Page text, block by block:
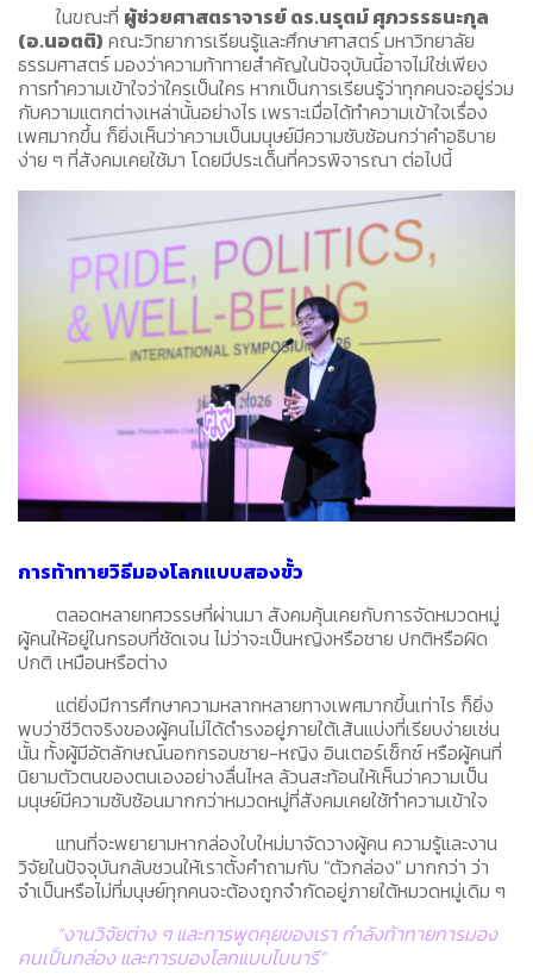
ในขณะที่ ผู้ช่วยศาสตราจารย์ ดร.นรุตม์ ศุภวรรธนะกุล
(อ.นอตติ) คณะวิทยาการเรียนรู้และศึกษาศาสตร์ มหาวิทยาลัย
ธรรมศาสตร์ มองว่าความท้าทายสำคัญในปัจจุบันนี้อาจไม่ใช่เพียง
การทำความเข้าใจว่าใครเป็นใคร หากเป็นการเรียนรู้ว่าทุกคนจะอยู่ร่วม
กับความแตกต่างเหล่านั้นอย่างไร เพราะเมื่อได้ทำความเข้าใจเรื่อง
เพศมากขึ้น ก็ยิ่งเห็นว่าความเป็นมนุษย์มีความซับซ้อนกว่าคำอธิบาย
ง่าย ๆ ที่สังคมเคยใช้มา โดยมีประเด็นที่ควรพิจารณา ต่อไปนี้
การท้าทายวิธีมองโลกแบบสองขั้ว
ตลอดหลายทศวรรษที่ผ่านมา สังคมคุ้นเคยกับการจัดหมวดหมู่
ผู้คนให้อยู่ในกรอบที่ชัดเจน ไม่ว่าจะเป็นหญิงหรือชาย ปกติหรือผิด
ปกติ เหมือนหรือต่าง
แต่ยิ่งมีการศึกษาความหลากหลายทางเพศมากขึ้นเท่าไร ก็ยิ่ง
พบว่าชีวิตจริงของผู้คนไม่ได้ดำรงอยู่ภายใต้เส้นแบ่งที่เรียบง่ายเช่น
นั้น ทั้งผู้มีอัตลักษณ์นอกกรอบชาย-หญิง อินเตอร์เซ็กซ์ หรือผู้คนที่
นิยามตัวตนของตนเองอย่างลื่นไหล ล้วนสะท้อนให้เห็นว่าความเป็น
มนุษย์มีความซับซ้อนมากกว่าหมวดหมู่ที่สังคมเคยใช้ทำความเข้าใจ
แทนที่จะพยายามหากล่องใบใหม่มาจัดวางผู้คน ความรู้และงาน
วิจัยในปัจจุบันกลับชวนให้เราตั้งคำถามกับ "ตัวกล่อง" มากกว่า ว่า
จำเป็นหรือไม่ที่มนุษย์ทุกคนจะต้องถูกจำกัดอยู่ภายใต้หมวดหมู่เดิม ๆ
“งานวิจัยต่าง ๆ และการพูดคุยของเรา กำลังท้าทายการมอง
คนเป็นกล่อง และการมองโลกแบบไบนารี”